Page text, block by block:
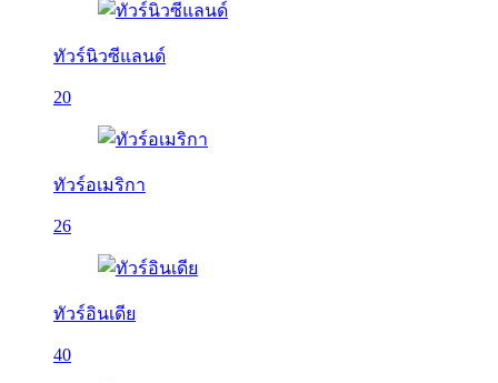
ทัวร์นิวซีแลนด์
20
ทัวร์อเมริกา
26
ทัวร์อินเดีย
40